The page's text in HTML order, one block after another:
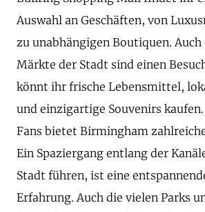
Auswahl an Geschäften, von
zu unabhängigen Boutiquen.
Märkte der Stadt sind einen
könnt ihr frische Lebensmittel,
und einzigartige Souvenirs
Fans bietet Birmingham
Ein Spaziergang entlang der
Stadt führen, ist eine
Erfahrung. Auch die vielen Parks